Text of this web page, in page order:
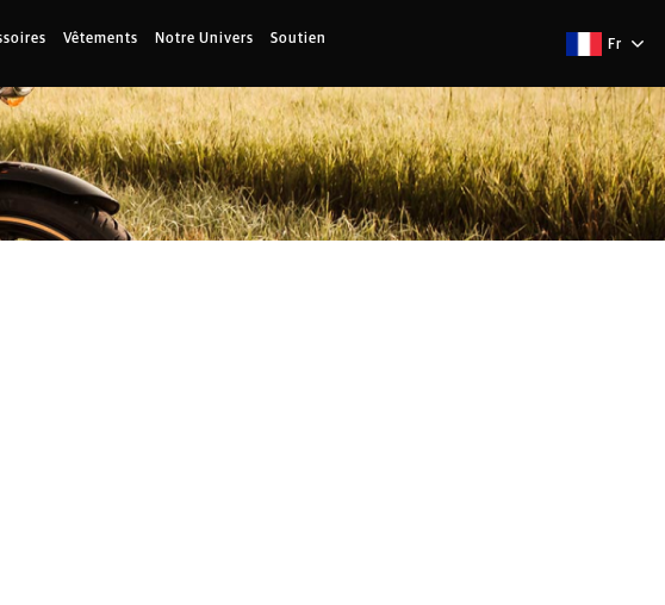
Vêtements Notre Univers Soutien Fr